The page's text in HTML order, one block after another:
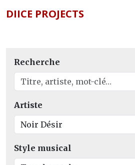
DIICE PROJECTS
Recherche
Artiste
Style musical